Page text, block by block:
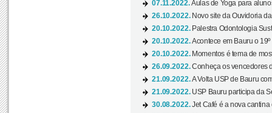
07.11.2022.Aulas de Yoga para
26.10.2022. Novo site da Ouvidoria
20.10.2022. Palestra Odontologia
20.10.2022.Acontece em Bauru o 19º
20.10.2022. Momentos é tema de
26.09.2022.Conheça os vencedores
21.09.2022.A Volta USP de Bauru
21.09.2022. USP Bauru participa da
30.08.2022.Jet Café é a nova